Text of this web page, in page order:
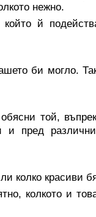
нежно.
й
би могло.
той,
и пред
колко красиви
колкото и